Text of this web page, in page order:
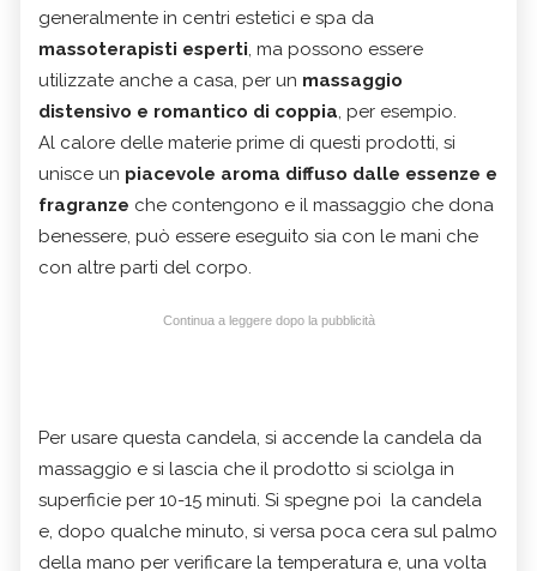
generalmente in centri estetici e spa da
massoterapisti esperti, ma possono essere
utilizzate anche a casa, per un massaggio
distensivo e romantico di coppia, per esempio.
Al calore delle materie prime di questi prodotti, si
unisce un piacevole aroma diffuso dalle essenze e
fragranze che contengono e il massaggio che dona
benessere, può essere eseguito sia con le mani che
con altre parti del corpo.
Continua a leggere dopo la pubblicità
Per usare questa candela, si accende la candela da
massaggio e si lascia che il prodotto si sciolga in
superficie per 10-15 minuti. Si spegne poi la candela
e, dopo qualche minuto, si versa poca cera sul palmo
della mano per verificare la temperatura e, una volta